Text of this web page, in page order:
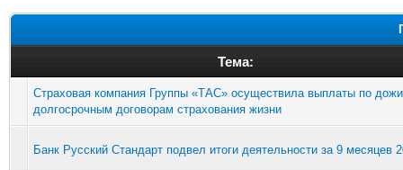
Тема:
Страховая компания Группы «ТАС» осуществила выплаты по
долгосрочным договорам страхования жизни
Банк Русский Стандарт подвел итоги деятельности за 9 месяцев